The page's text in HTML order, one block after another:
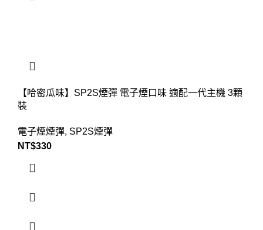
【哈密瓜味】SP2S煙彈 電子煙口味 適配一代主機 3顆
裝
電子煙煙彈, SP2S煙彈
NT$330